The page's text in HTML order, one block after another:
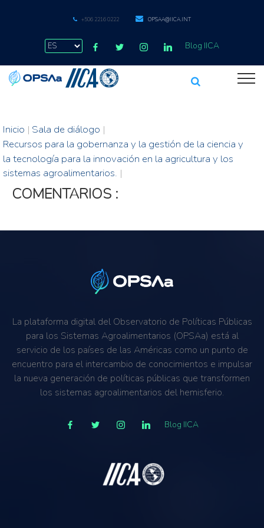
+506 2216 0222 OPSAA@IICA.INT
Blog IICA
Inicio | Sala de diálogo |
Recursos para la gobernanza y la gestión de la ciencia y
la tecnología para la innovación en la agricultura y los
sistemas agroalimentarios. |
COMENTARIOS :
La plataforma digital del Observatorio de Políticas Públicas
para los Sistemas Agroalimentarios (OPSAa) está al
servicio de los países de las Américas como un punto de
encuentro para el intercambio de conocimientos e impulsar
la nueva generación de políticas públicas que transformen
los sistemas agroalimentarios del hemisferio.
Blog IICA